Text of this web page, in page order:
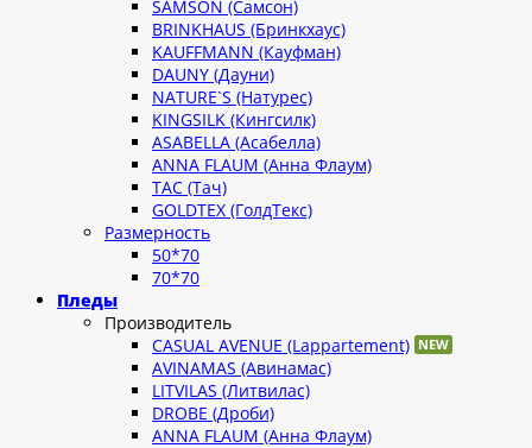
SAMSON (Самсон)
BRINKHAUS (Бринкхаус)
KAUFFMANN (Кауфман)
DAUNY (Дауни)
NATURE`S (Натурес)
KINGSILK (Кингсилк)
ASABELLA (Асабелла)
ANNA FLAUM (Анна Флаум)
TAC (Тач)
GOLDTEX (ГолдТекс)
Размерность
50*70
70*70
Пледы
Производитель
CASUAL AVENUE (Lappartement)
AVINAMAS (Авинамас)
LITVILAS (Литвилас)
DROBE (Дроби)
ANNA FLAUM (Анна Флаум)